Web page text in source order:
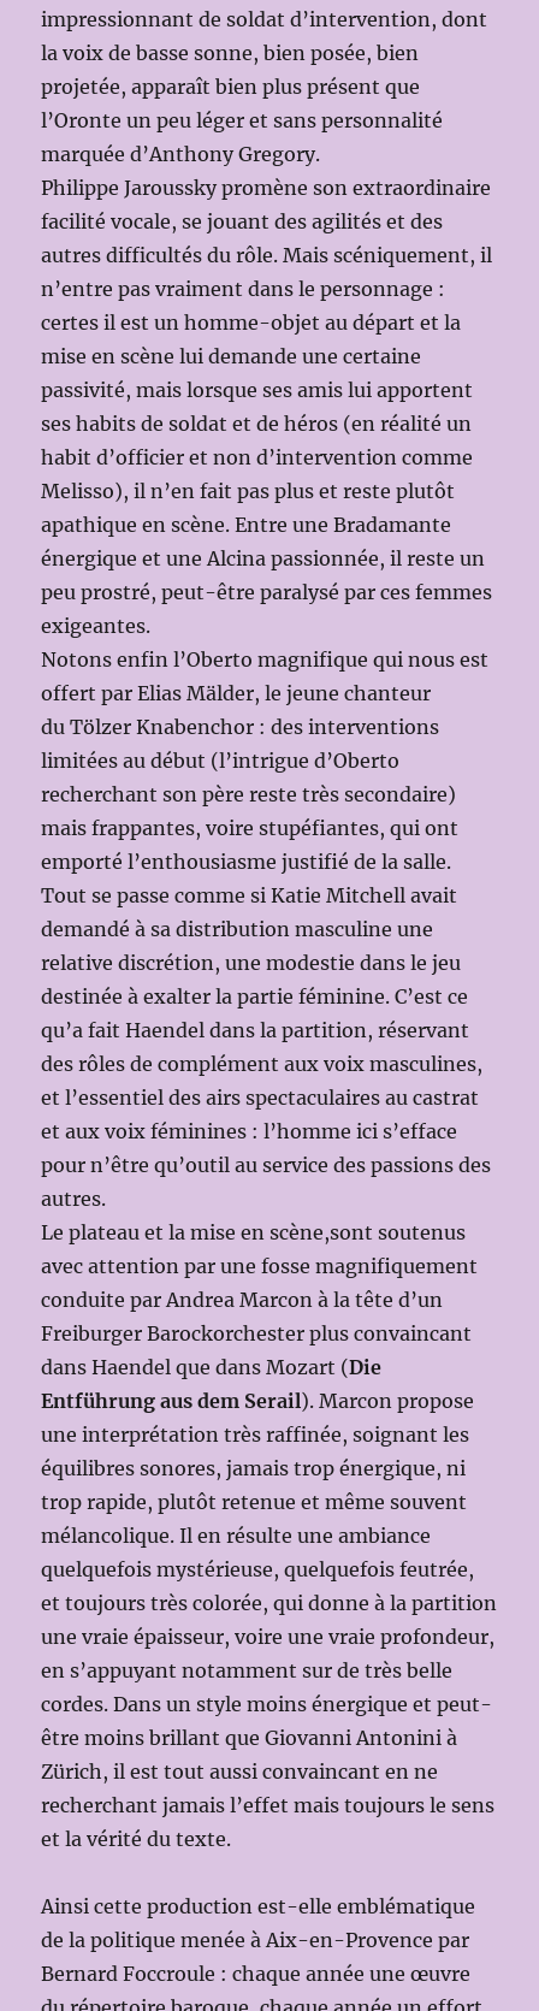
impressionnant de soldat d’intervention, dont
la voix de basse sonne, bien posée, bien
projetée, apparaît bien plus présent que
l’Oronte un peu léger et sans personnalité
marquée d’Anthony Gregory.
Philippe Jaroussky promène son extraordinaire
facilité vocale, se jouant des agilités et des
autres difficultés du rôle. Mais scéniquement, il
n’entre pas vraiment dans le personnage :
certes il est un homme-objet au départ et la
mise en scène lui demande une certaine
passivité, mais lorsque ses amis lui apportent
ses habits de soldat et de héros (en réalité un
habit d’officier et non d’intervention comme
Melisso), il n’en fait pas plus et reste plutôt
apathique en scène. Entre une Bradamante
énergique et une Alcina passionnée, il reste un
peu prostré, peut-être paralysé par ces femmes
exigeantes.
Notons enfin l’Oberto magnifique qui nous est
offert par Elias Mälder, le jeune chanteur
du Tölzer Knabenchor : des interventions
limitées au début (l’intrigue d’Oberto
recherchant son père reste très secondaire)
mais frappantes, voire stupéfiantes, qui ont
emporté l’enthousiasme justifié de la salle.
Tout se passe comme si Katie Mitchell avait
demandé à sa distribution masculine une
relative discrétion, une modestie dans le jeu
destinée à exalter la partie féminine. C’est ce
qu’a fait Haendel dans la partition, réservant
des rôles de complément aux voix masculines,
et l’essentiel des airs spectaculaires au castrat
et aux voix féminines : l’homme ici s’efface
pour n’être qu’outil au service des passions des
autres.
Le plateau et la mise en scène,sont soutenus
avec attention par une fosse magnifiquement
conduite par Andrea Marcon à la tête d’un
Freiburger Barockorchester plus convaincant
dans Haendel que dans Mozart (Die
Entführung aus dem Serail). Marcon propose
une interprétation très raffinée, soignant les
équilibres sonores, jamais trop énergique, ni
trop rapide, plutôt retenue et même souvent
mélancolique. Il en résulte une ambiance
quelquefois mystérieuse, quelquefois feutrée,
et toujours très colorée, qui donne à la partition
une vraie épaisseur, voire une vraie profondeur,
en s’appuyant notamment sur de très belle
cordes. Dans un style moins énergique et peut-
être moins brillant que Giovanni Antonini à
Zürich, il est tout aussi convaincant en ne
recherchant jamais l’effet mais toujours le sens
et la vérité du texte.
Ainsi cette production est-elle emblématique
de la politique menée à Aix-en-Provence par
Bernard Foccroule : chaque année une œuvre